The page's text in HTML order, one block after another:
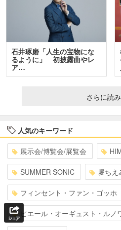
石井琢磨「人生の宝物にな
るように」 初披露曲やレ
ア…
さらに読
人気のキーワード
展示会/博覧会/展覧会
SUMMER SONIC 堀ちえ
フィンセント・ファン・ゴッホ
ピエール・オーギュスト・ルノ